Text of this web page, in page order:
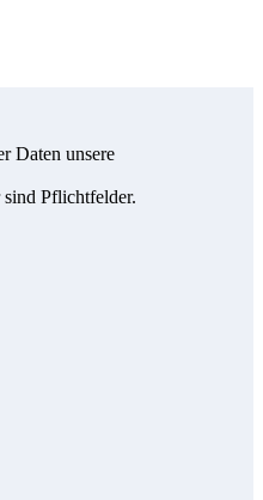
Daten unsere
Pflichtfelder.